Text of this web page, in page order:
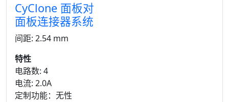
CyClone 面板对
面板连接器系统
间距: 2.54 mm
特性
电路数: 4
电流: 2.0A
定制功能：无性